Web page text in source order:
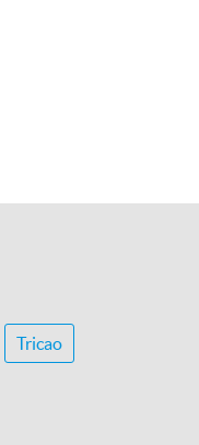
Tricao